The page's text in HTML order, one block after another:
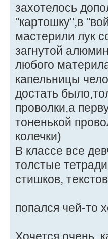
захотелось
"картошку",в
мастерили лук
загнутой
любого
капельницы
достать
проволки,а
тоненькой
колечки)
В классе все
толстые
стишков,
попался чей-то
Хочется очень,